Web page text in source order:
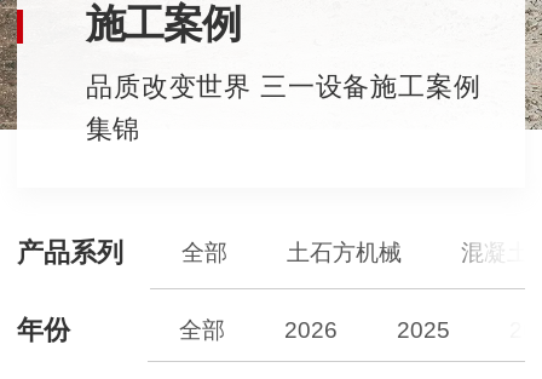
施工案例
品质改变世界 三一设备施工案例
集锦
产品系列 全部 土石方机械 混凝土
年份 全部 2026 2025